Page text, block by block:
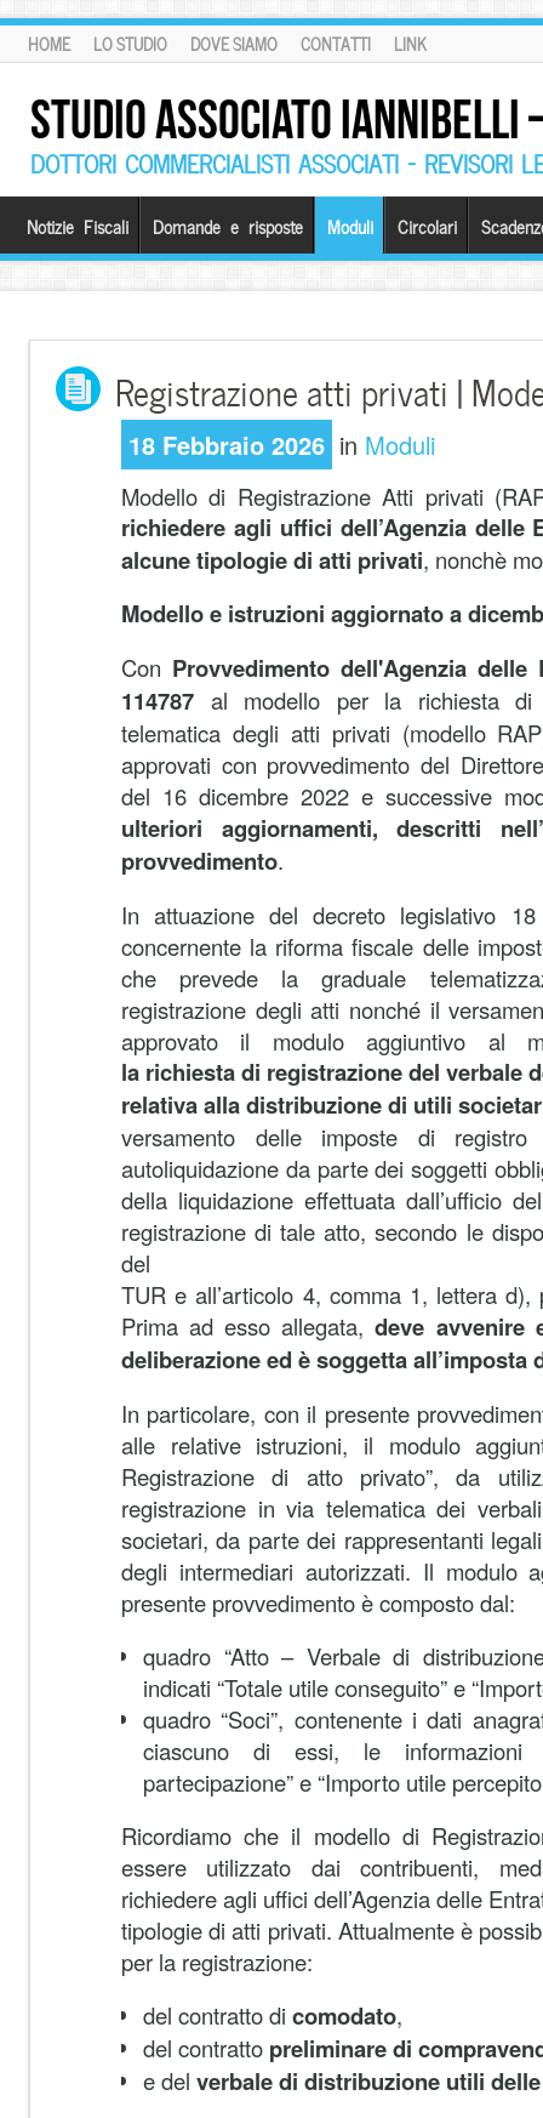
HOME LO STUDIO DOVE SIAMO CONTATTI LINK
STUDIO ASSOCIATO
DOTTORI COMMERCIALISTI ASSOCIATI – REVISORI
Notizie Fiscali Domande e risposte Moduli Circolari
Registrazione atti privati |
18 Febbraio 2026 in Moduli
Modello di Registrazione Atti privati
richiedere agli uffici dell’Agenzia delle
alcune tipologie di atti privati, nonchè
Modello e istruzioni aggiornato a
Con Provvedimento dell'Agenzia delle
114787 al modello per la richiesta di
telematica degli atti privati (modello
approvati con provvedimento del
del 16 dicembre 2022 e successive
ulteriori aggiornamenti, descritti
provvedimento.
In attuazione del decreto legislativo
concernente la riforma fiscale delle
che prevede la graduale
registrazione degli atti nonché il
approvato il modulo aggiuntivo al
la richiesta di registrazione del verbale
relativa alla distribuzione di utili
versamento delle imposte di
autoliquidazione da parte dei soggetti
della liquidazione effettuata dall’ufficio
registrazione di tale atto, secondo le
del
TUR e all’articolo 4, comma 1, lettera
Prima ad esso allegata,deve avvenire
deliberazione ed è soggetta
In particolare, con il presente
alle relative istruzioni, il modulo
Registrazione di atto privato”, da
registrazione in via telematica dei
societari, da parte dei rappresentanti
degli intermediari autorizzati. Il modulo
presente provvedimento è composto dal:
quadro “Atto – Verbale di
indicati “Totale utile conseguito” e
quadro “Soci”, contenente i dati
ciascuno di essi, le
partecipazione” e “Importo utile
Ricordiamo che il modello di
essere utilizzato dai contribuenti,
richiedere agli uffici dell’Agenzia delle
tipologie di atti privati. Attualmente è
per la registrazione:
del contratto di comodato,
del contratto preliminare di
e del verbale di distribuzione utili